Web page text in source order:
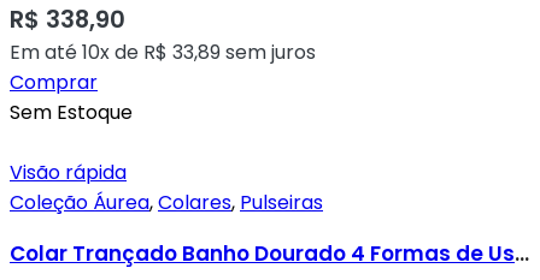
R$ 338,90
Em até 10x de R$ 33,89sem juros
Comprar
Sem Estoque
Visão rápida
Coleção Áurea,Colares, Pulseiras
Colar Trançado Banho Dourado 4 Formas de Uso Diferentes – Corrente Elos Torcida